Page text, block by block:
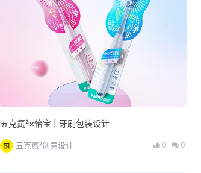
五克氮²×怡宝 | 牙刷包装设计
五克氮²创意设计 0 0